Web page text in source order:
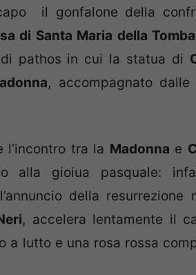
il gonfalone della
di Santa Maria della Tomba
pathos in cui la statua di
, accompagnato
l’incontro tra la Madonna e
alla gioiua pasquale:
della resurrezione
, accelera lentamente il
a lutto e una rosa rossa